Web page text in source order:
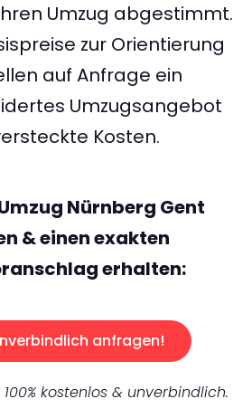
Umzug abgestimmt.
zur Orientierung
auf Anfrage ein
Umzugsangebot
Kosten.
Nürnberg Gent
& einen exakten
erhalten:
anfragen!
kostenlos & unverbindlich.